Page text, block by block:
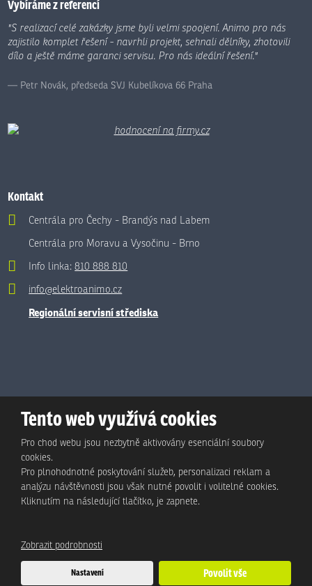
odeslat.
Vybíráme z referencí
"S realizací celé zakázky jsme byli velmi spoojení. Animo pro nás
zajistilo komplet řešení - navrhli projekt, sehnali dělníky, zhotovili
dílo a ještě máme garanci servisu. Pro nás ideální řešení."
Petr Novák, předseda SVJ Kubelíkova 66 Praha
Kontakt
Centrála pro Čechy - Brandýs nad Labem
Centrála pro Moravu a Vysočinu - Brno
Info linka:810 888 810
info@elektroanimo.cz
Regionální servisní střediska
© Animo Bohemia s.r.o., 2026, vytvořila eBRÁNA s.r.o.
Mapa stránek|Podmínky použití|Ochrana osobních údajů
Tento web je chráněn pomocí Google ReCAPTCHA a platí pro něj
zásady ochrany osobních údajů
smluvní podmínky společnosti Google.
Tento web využívá cookies
Pro chod webu jsou nezbytně aktivovány esenciální soubory
cookies.
Pro plnohodnotné poskytování služeb, personalizaci reklam a
analýzu návštěvnosti jsou však nutné povolit i volitelné cookies.
Kliknutím na následující tlačítko, je zapnete.
Zobrazit podrobnosti
Nastavení Povolit vše